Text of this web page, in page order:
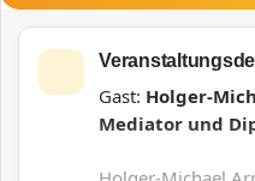
Gast: Holger-
Mediator und